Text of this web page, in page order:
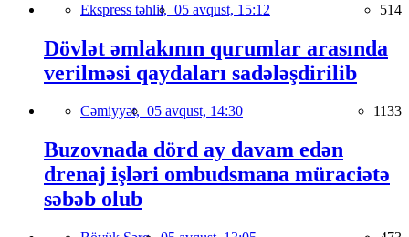
Ekspress təhlil, 05 avqust, 15:12 514
Dövlət əmlakının qurumlar arasında
verilməsi qaydaları sadələşdirilib
Cəmiyyət, 05 avqust, 14:30 1133
Buzovnada dörd ay davam edən
drenaj işləri ombudsmana müraciətə
səbəb olub